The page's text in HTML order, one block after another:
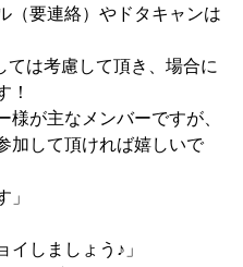
（要連絡）やドタキャンは
は考慮して頂き、場合に
！
様が主なメンバーですが、
加して頂ければ嬉しいで
」
しましょう♪」